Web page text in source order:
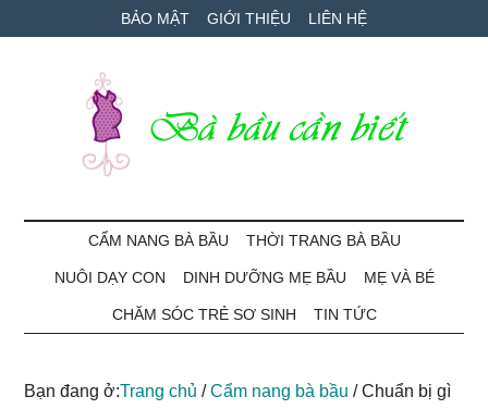
to
to
qua
BẢO MẬT GIỚI THIỆU LIÊN HỆ
Bà
Bầu
Cần
Biết
bé
CẨM NANG BÀ BẦU THỜI TRANG BÀ BẦU
NUÔI DẠY CON DINH DƯỠNG MẸ BẦU MẸ VÀ BÉ
CHĂM SÓC TRẺ SƠ SINH TIN TỨC
Bạn đang ở:Trang chủ / Cẩm nang bà bầu /Chuẩn bị gì